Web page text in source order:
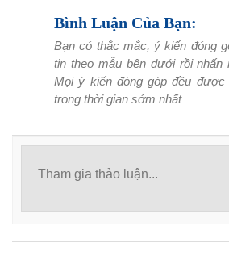
Bình Luận Của Bạn:
Bạn có thắc mắc, ý kiến đóng
tin theo mẫu bên dưới rồi nhấn
Mọi ý kiến đóng góp đều được
trong thời gian sớm nhất